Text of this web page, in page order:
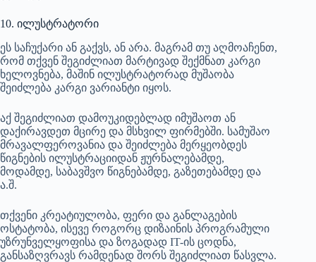
10. ილუსტრატორი
ეს საჩუქარი ან გაქვს, ან არა. მაგრამ თუ აღმოაჩენთ,
რომ თქვენ შეგიძლიათ მარტივად შექმნათ კარგი
ხელოვნება, მაშინ ილუსტრატორად მუშაობა
შეიძლება კარგი ვარიანტი იყოს.
აქ შეგიძლიათ დამოუკიდებლად იმუშაოთ ან
დაქირავდეთ მცირე და მსხვილ ფირმებში. სამუშაო
მრავალფეროვანია და შეიძლება მერყეობდეს
წიგნების ილუსტრაციიდან ჟურნალებამდე,
მოდამდე, საბავშვო წიგნებამდე, გაზეთებამდე და
ა.შ.
თქვენი კრეატიულობა, ფერი და განლაგების
ოსტატობა, ისევე როგორც დიზაინის პროგრამული
უზრუნველყოფისა და ზოგადად IT-ის ცოდნა,
განსაზღვრავს რამდენად შორს შეგიძლიათ წასვლა.